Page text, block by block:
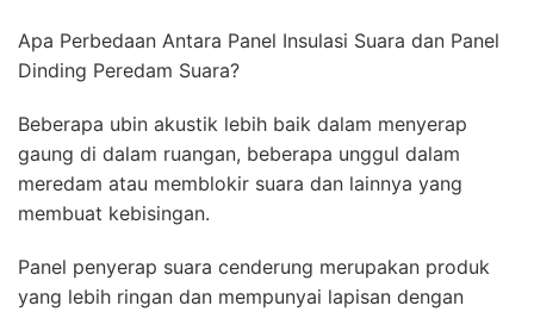
Apa Perbedaan Antara Panel Insulasi Suara dan Panel
Dinding Peredam Suara?
Beberapa ubin akustik lebih baik dalam menyerap
gaung di dalam ruangan, beberapa unggul dalam
meredam atau memblokir suara dan lainnya yang
membuat kebisingan.
Panel penyerap suara cenderung merupakan produk
yang lebih ringan dan mempunyai lapisan dengan